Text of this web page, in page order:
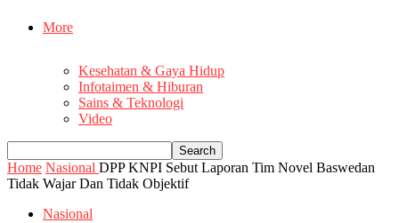
More
Kesehatan & Gaya Hidup
Infotaimen & Hiburan
Sains & Teknologi
Video
Home Nasional DPP KNPI Sebut Laporan Tim Novel Baswedan
Tidak Wajar Dan Tidak Objektif
Nasional